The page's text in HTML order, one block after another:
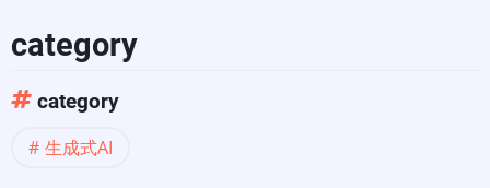
category
category
生成式AI